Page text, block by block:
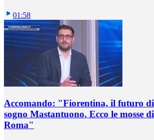
01:58
Accomando: "Fiorentina, il futuro
sogno Mastantuono. Ecco le mosse
Roma"